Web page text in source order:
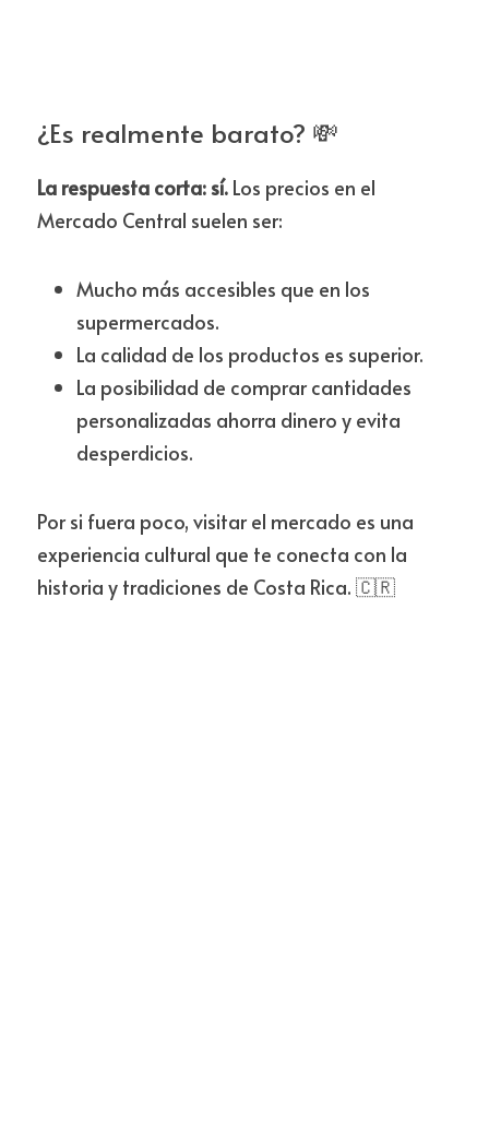
¿Es realmente barato? 💸
La respuesta corta: sí. Los precios en el
Mercado Central suelen ser:
Mucho más accesibles que en los
supermercados.
La calidad de los productos es superior.
La posibilidad de comprar cantidades
personalizadas ahorra dinero y evita
desperdicios.
Por si fuera poco, visitar el mercado es una
experiencia cultural que te conecta con la
historia y tradiciones de Costa Rica. 🇨🇷